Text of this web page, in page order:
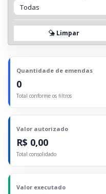
Limpar
Quantidade de emendas
0
Total conforme os filtros
Valor autorizado
R$ 0,00
Total consolidado
Valor executado